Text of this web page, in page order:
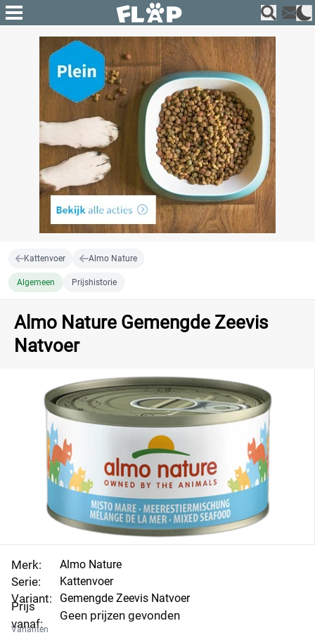
Kattenvoer Almo Nature
Algemeen Prijshistorie
Almo Nature Gemengde Zeevis
Natvoer
Merk:
Serie:
Variant:
Prijs
vanaf:
Almo Nature
Kattenvoer
Gemengde Zeevis Natvoer
Geen prijzen gevonden
Varianten